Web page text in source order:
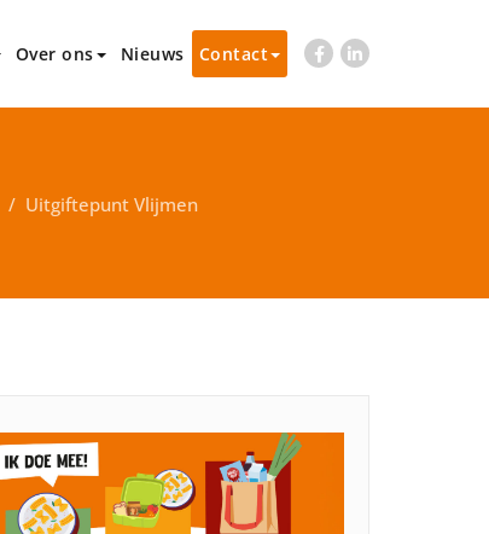
Over ons Nieuws Contact
/ Uitgiftepunt Vlijmen